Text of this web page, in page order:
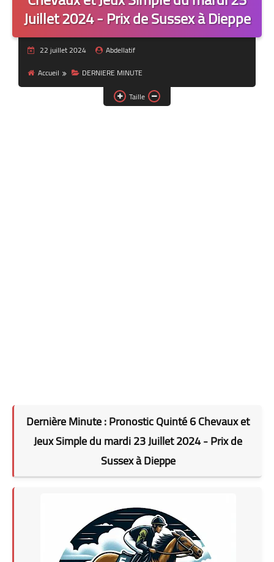
Juillet 2024 - Prix de Sussex à Dieppe
22 juillet 2024
Abdellatif
Accueil
DERNIERE MINUTE
Taille
Dernière Minute : Pronostic Quinté 6 Chevaux et
Jeux Simple du mardi 23 Juillet 2024 - Prix de
Sussex à Dieppe